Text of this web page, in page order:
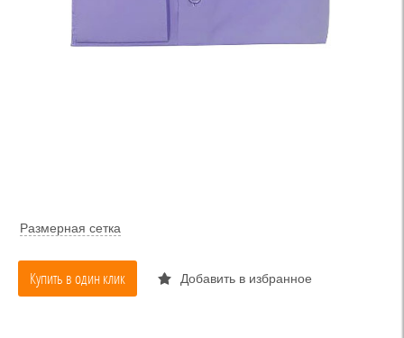
Размерная сетка
Купить в один клик Добавить в избранное